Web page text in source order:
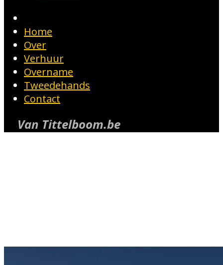
Home
Over
Verhuur
Overname
Tweedehands
Contact
Van Tittelboom.be